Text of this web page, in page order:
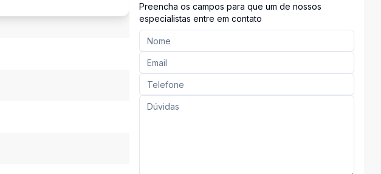
Preencha os campos para que um de nossos
especialistas entre em contato